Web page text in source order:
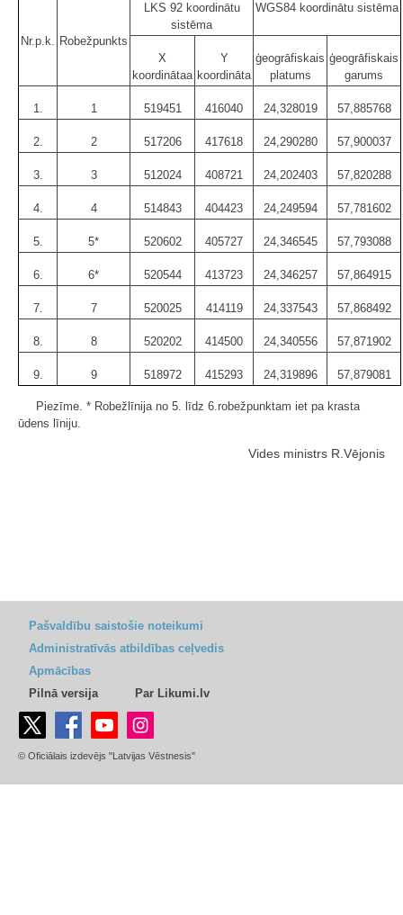
Nr.p.k. Robežpunkts
LKS 92 koordinātu
sistēma
WGS84 koordinātu sistēma
X
koordinātaa
Y
koordināta
ģeogrāfiskais
platums
ģeogrāfiskais
garums
1. 1 519451 416040 24,328019 57,885768
2. 2 517206 417618 24,290280 57,900037
3. 3 512024 408721 24,202403 57,820288
4. 4 514843 404423 24,249594 57,781602
5. 5* 520602 405727 24,346545 57,793088
6. 6* 520544 413723 24,346257 57,864915
7. 7 520025 414119 24,337543 57,868492
8. 8 520202 414500 24,340556 57,871902
9. 9 518972 415293 24,319896 57,879081
Piezīme. * Robežlīnija no 5. līdz 6.robežpunktam iet pa krasta
ūdens līniju.
Vides ministrs R.Vējonis
Pašvaldību saistošie noteikumi
Administratīvās atbildības ceļvedis
Apmācības
Pilnā versija
Par Likumi.lv
© Oficiālais izdevējs "Latvijas Vēstnesis"